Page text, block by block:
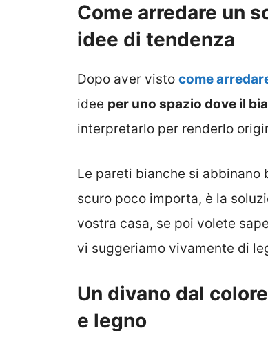
Come arredare un
idee di tendenza
Dopo aver visto come
idee per uno spazio dove il
interpretarlo per renderlo
Le pareti bianche si abbinano
scuro poco importa, è la
vostra casa, se poi volete
vi suggeriamo vivamente di
Un divano dal
e legno